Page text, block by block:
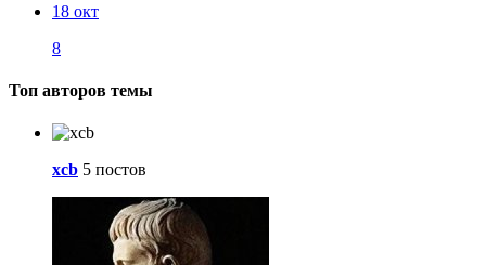
18 окт
8
Топ авторов темы
xcb 5 постов